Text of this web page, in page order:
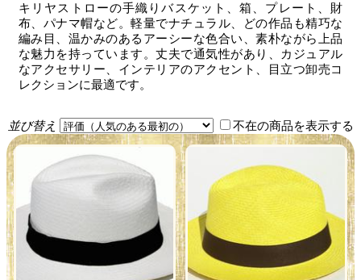
キリヤストローの手織りバスケット、箱、プレート、財
布、パナマ帽など。軽量でナチュラル、どの作品も精巧な
編み目、温かみのあるアーシーな色合い、素朴ながら上品
な魅力を持っています。丈夫で通気性があり、カジュアル
なアクセサリー、インテリアのアクセント、目立つ卸売コ
レクションに最適です。
並び替え 不在の商品を表示する